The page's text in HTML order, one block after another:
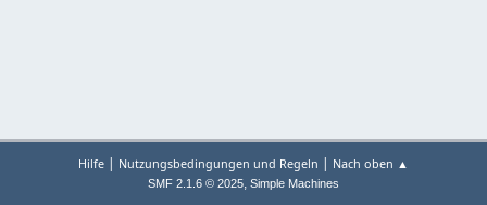
Hilfe | Nutzungsbedingungen und Regeln | Nach oben ▲
SMF 2.1.6 © 2025, Simple Machines